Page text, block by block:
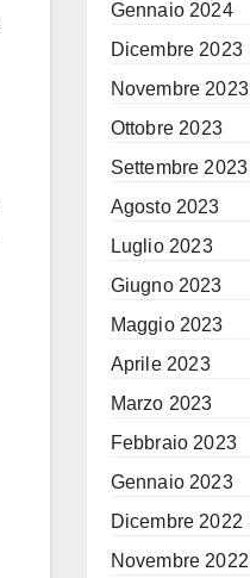
Gennaio 2024
Dicembre 2023
Novembre 2023
Ottobre 2023
Settembre 2023
Agosto 2023
Luglio 2023
Giugno 2023
Maggio 2023
Aprile 2023
Marzo 2023
Febbraio 2023
Gennaio 2023
Dicembre 2022
Novembre 2022